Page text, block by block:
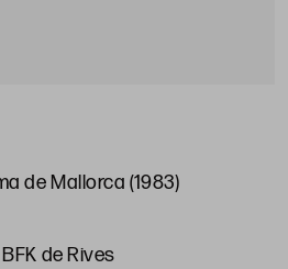
de Mallorca (1983)
de Rives